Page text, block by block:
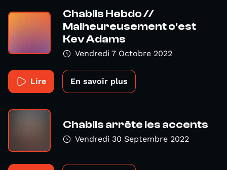
Chablis Hebdo //
Malheureusement c'est
Kev Adams
Vendredi 7 Octobre 2022
Lire En savoir plus
Chablis arrête les accents
Vendredi 30 Septembre 2022